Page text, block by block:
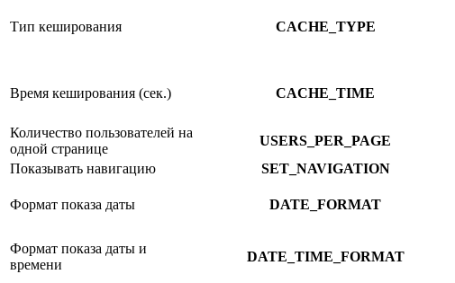
Тип кеширования CACHE_TYPE
Время кеширования (сек.) CACHE_TIME
Количество пользователей на
одной странице
USERS_PER_PAGE
Показывать навигацию
SET_NAVIGATION
Формат показа даты DATE_FORMAT
Формат показа даты и
времени
DATE_TIME_FORMAT